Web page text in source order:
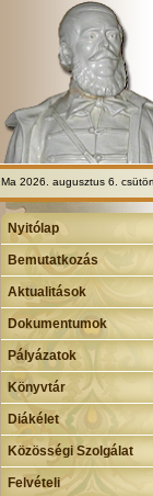
Ma 2026. augusztus 6.
Nyitólap
Bemutatkozás
Aktualitások
Dokumentumok
Pályázatok
Könyvtár
Diákélet
Közösségi Szolgálat
Felvételi